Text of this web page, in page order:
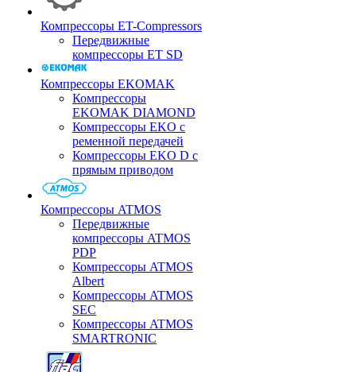
Компрессоры ET-Compressors
Передвижные
компрессоры ET SD
Компрессоры EKOMAK
Компрессоры
EKOMAK DIAMOND
Компрессоры EKO c
ременной передачей
Компрессоры EKO D с
прямым приводом
Компрессоры ATMOS
Передвижные
компрессоры ATMOS
PDP
Компрессоры ATMOS
Albert
Компрессоры ATMOS
SEC
Компрессоры ATMOS
SMARTRONIC